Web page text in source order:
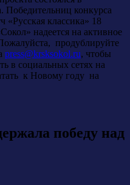
Победительниц конкурса
«Русская классика» 18
надеется на активное
продублируйте
press@krsksokol.ru, чтобы
в социальных сетях на
к Новому году на
победу над